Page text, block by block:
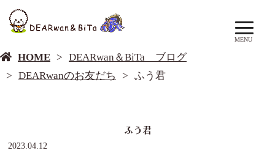
MENU
HOME
DEARwan＆BiTa ブログ
DEARwanのお友だち
ふう君
ふう君
2023.04.12